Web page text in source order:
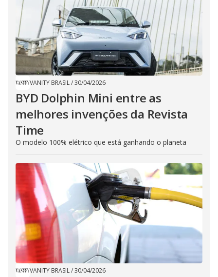
VANITY BRASIL/30/04/2026
BYD Dolphin Mini entre as
melhores invenções da Revista
Time
O modelo 100% elétrico que está ganhando o planeta
VANITY BRASIL/30/04/2026